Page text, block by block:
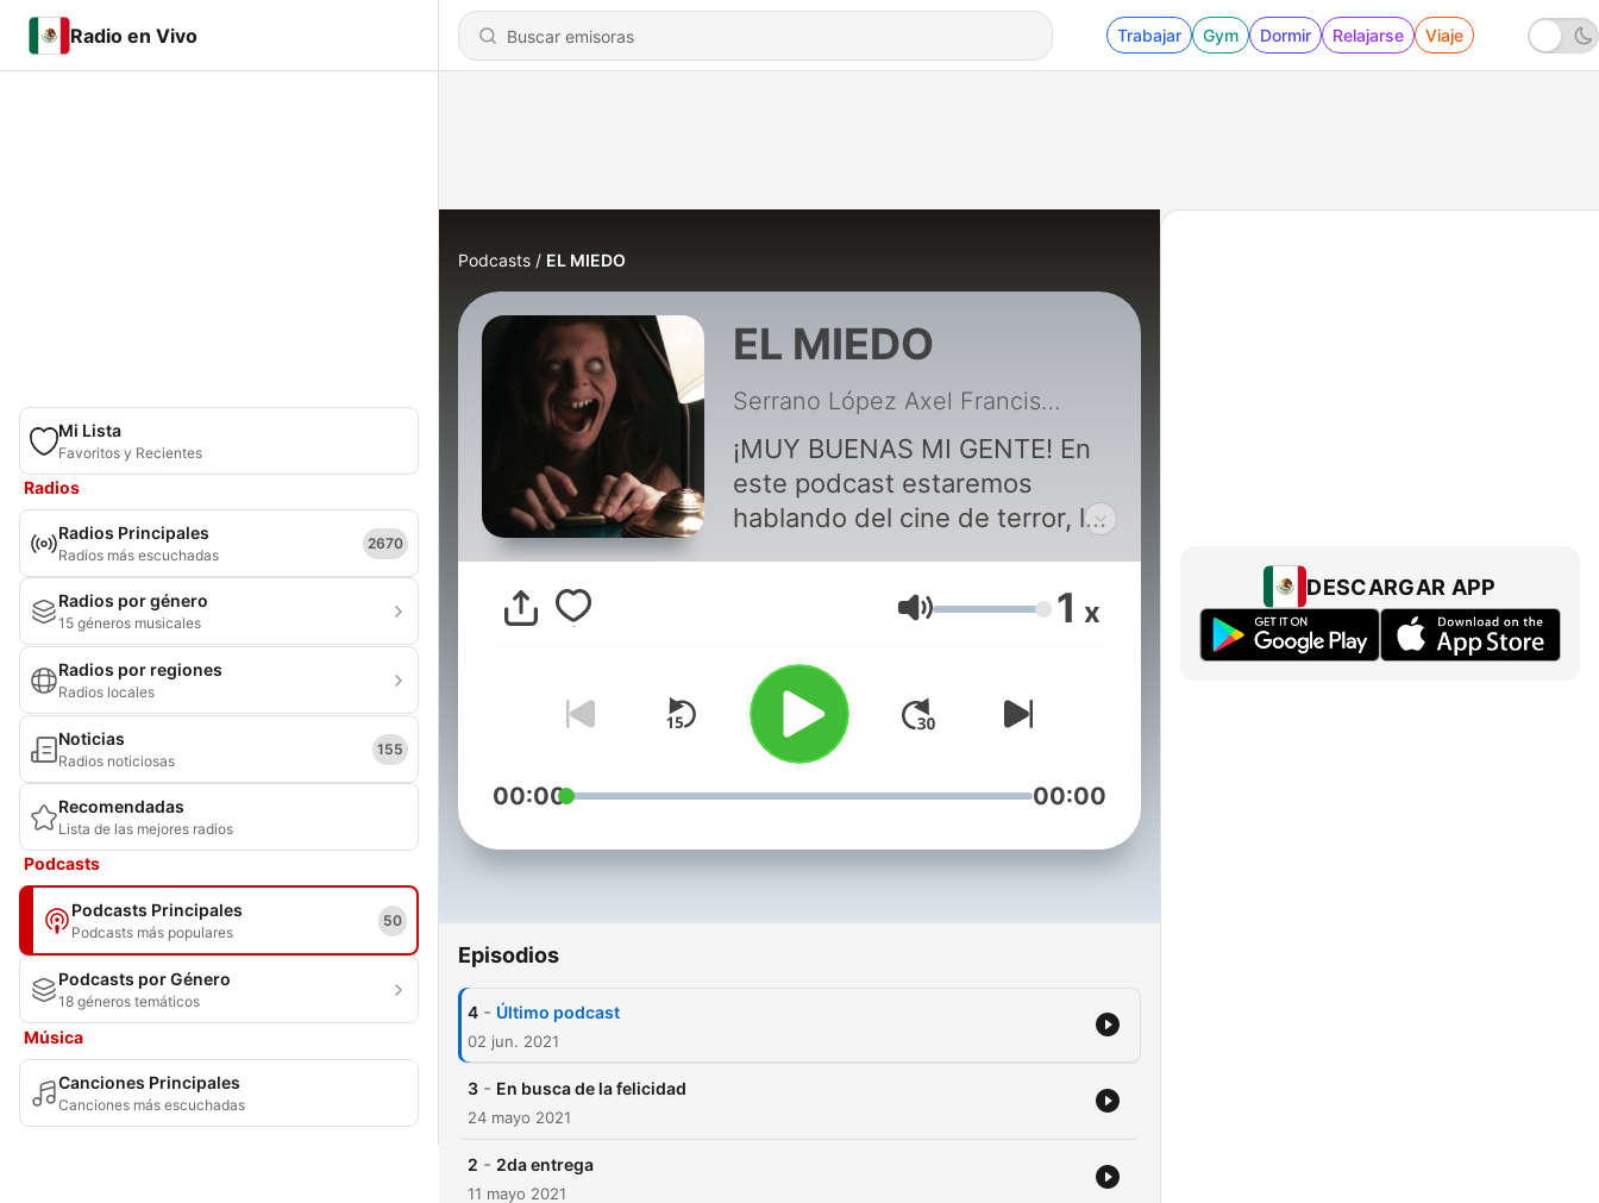
Radio en Vivo Trabajar Gym Dormir Relajarse Viaje
Mi Lista
Favoritos y Recientes
Radios
Radios Principales
Radios más escuchadas
2670
Radios por género
15 géneros musicales
Radios por regiones
Radios locales
Noticias
Radios noticiosas
155
Recomendadas
Lista de las mejores radios
Podcasts
Podcasts Principales
Podcasts más populares
50
Podcasts por Género
18 géneros temáticos
Música
Canciones Principales
Canciones más escuchadas
Podcasts EL MIEDO
EL MIEDO
Serrano López Axel Francisco
¡MUY BUENAS MI GENTE! En
este podcast estaremos
hablando del cine de terror, la
películas y por supuesto, las
mejores películas, no te lo
Volumen 1 x
00:00 00:00
Episodios
4 - Último podcast
02 jun. 2021
3 - En busca de la felicidad
24 mayo 2021
2 - 2da entrega
11 mayo 2021
DESCARGAR APP